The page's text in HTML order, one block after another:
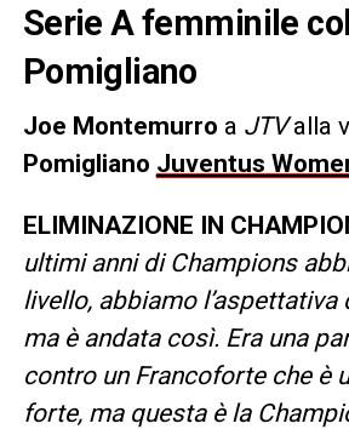
Serie A femminile col
Pomigliano
Joe Montemurro a JTValla
Pomigliano Juventus
ELIMINAZIONE IN
ultimi anni di Champions
livello, abbiamo
ma è andata così. Era una
contro un Francoforte che è
forte, ma questa è la